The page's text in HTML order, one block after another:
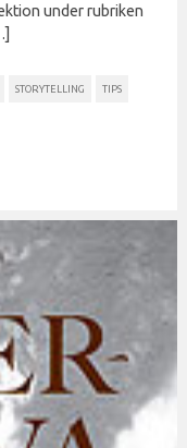
under rubriken
STORYTELLING TIPS